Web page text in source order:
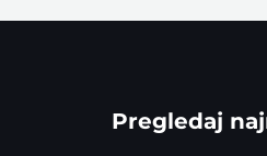
Pregledaj